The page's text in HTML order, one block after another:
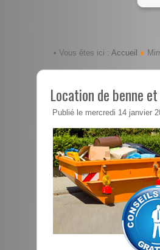
• Vous êtes ici : Accueil
Location de benne
Publié le mercredi 14 janvier